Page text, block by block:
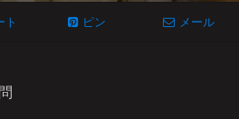
ト ピン メール